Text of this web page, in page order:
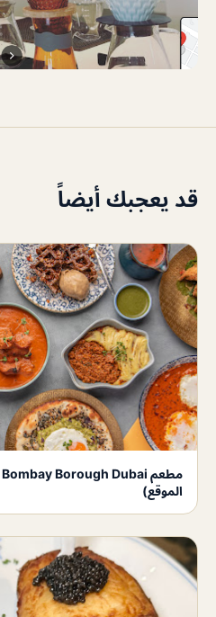
قد يعجبك أيضاً
الموقع)